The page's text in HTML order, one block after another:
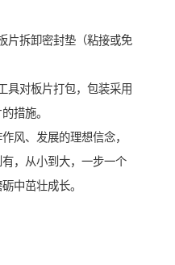
片拆卸密封垫（粘接或免
具对板片打包，包装采用
措施。
风、发展的理想信念，
，从小到大，一步一个
中茁壮成长。